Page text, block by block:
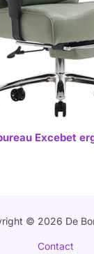
Excebet
© 2026 De
Contact